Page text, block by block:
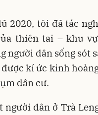
2020, tôi đã tác
thiên tai – khu
người dân sống sót
kí ức kinh
dân cư.
người dân ở Trà